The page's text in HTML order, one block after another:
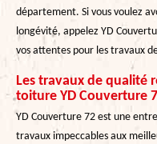
département. Si vous voulez
longévité, appelez YD
vos attentes pour les travaux
Les travaux de qualité
toiture YD Couverture
YD Couverture 72 est une
travaux impeccables aux